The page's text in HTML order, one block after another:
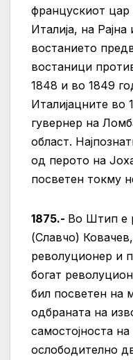
францускиот
Италија, на
востанието
востаници
1848 и во 1849
Италијацните во
гувернер на
област.
од перото на
посветен токму
1875.- Во Штип е
(Славчо)
револуционер и
богат
бил посветен на
одбраната на
самостојноста
ослободително